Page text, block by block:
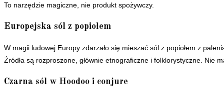
To narzędzie magiczne, nie produkt spożywczy.
Europejska sól z popiołem
W magii ludowej Europy zdarzało się mieszać sól z popiołem z
Źródła są rozproszone, głównie etnograficzne i folklorystyczne. Nie
Czarna sól w Hoodoo i conjure